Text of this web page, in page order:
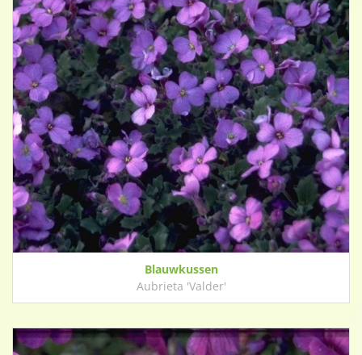
Blauwkussen
Aubrieta 'Valder'